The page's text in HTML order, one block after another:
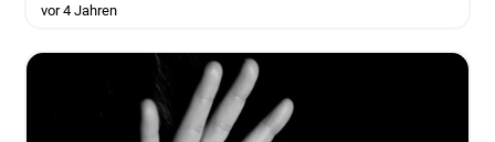
vor 4 Jahren